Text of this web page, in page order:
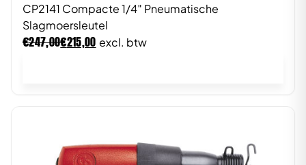
CP2141 Compacte 1/4″ Pneumatische
Slagmoersleutel
€247,00€215,00 excl. btw